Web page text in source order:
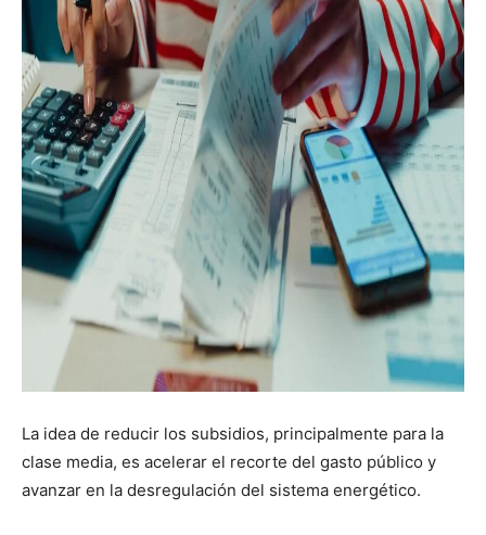
La idea de reducir los subsidios, principalmente para la
clase media, es acelerar el recorte del gasto público y
avanzar en la desregulación del sistema energético.